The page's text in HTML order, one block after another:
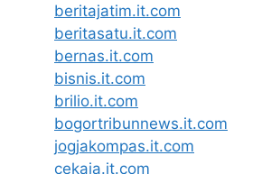
beritajatim.it.com
beritasatu.it.com
bernas.it.com
bisnis.it.com
brilio.it.com
bogortribunnews.it.com
jogjakompas.it.com
cekaja.it.com